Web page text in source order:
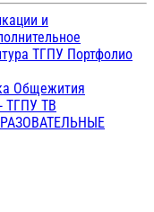
и
ТГПУ Портфолио
Общежития
ТГПУ ТВ